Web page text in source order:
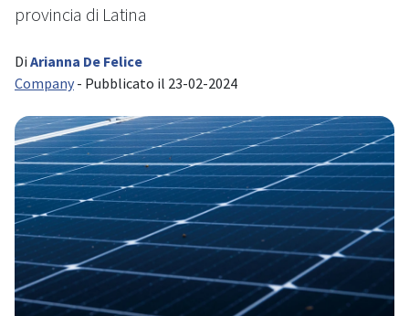
provincia di Latina
Di Arianna De Felice
Company - Pubblicato il 23-02-2024